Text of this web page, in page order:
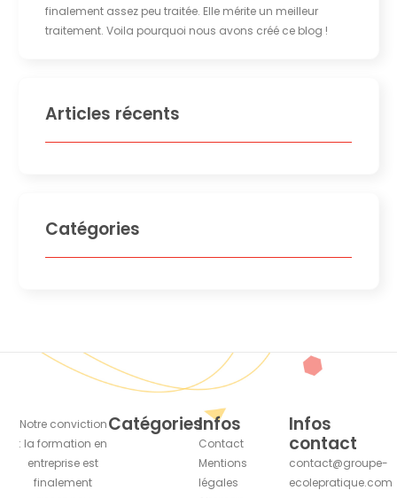
finalement assez peu traitée. Elle mérite un meilleur
traitement. Voila pourquoi nous avons créé ce blog !
Articles récents
Catégories
Notre conviction
: la formation en
entreprise est
finalement
CatégoriesInfos
Contact
Mentions
légales
Infos
contact
contact@groupe-
ecolepratique.com